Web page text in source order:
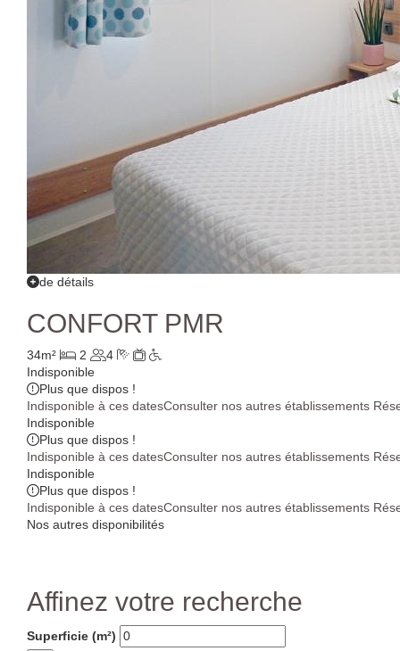
de détails
CONFORT PMR
34m² 2
4
Indisponible
Plus que dispos !
Indisponible à ces datesConsulter nos autres établissements
Indisponible
Plus que dispos !
Indisponible à ces datesConsulter nos autres établissements
Indisponible
Plus que dispos !
Indisponible à ces datesConsulter nos autres établissements
Nos autres disponibilités
Affinez votre recherche
Superficie (m²)